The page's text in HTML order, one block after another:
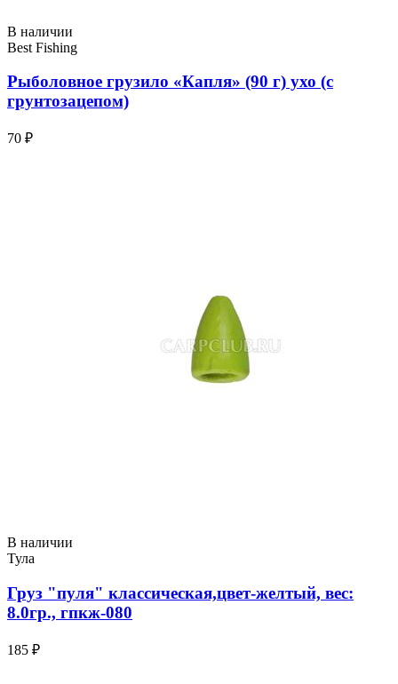
В наличии
Best Fishing
Рыболовное грузило «Капля» (90 г) ухо (с
грунтозацепом)
70 ₽
В наличии
Тула
Груз "пуля" классическая,цвет-желтый, вес:
8.0гр., гпкж-080
185 ₽